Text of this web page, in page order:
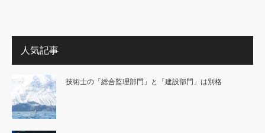
人気記事
技術士の「総合監理部門」と「建設部門」は別格